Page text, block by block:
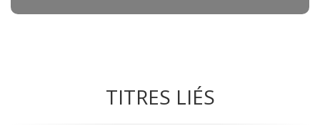
TITRES LIÉS